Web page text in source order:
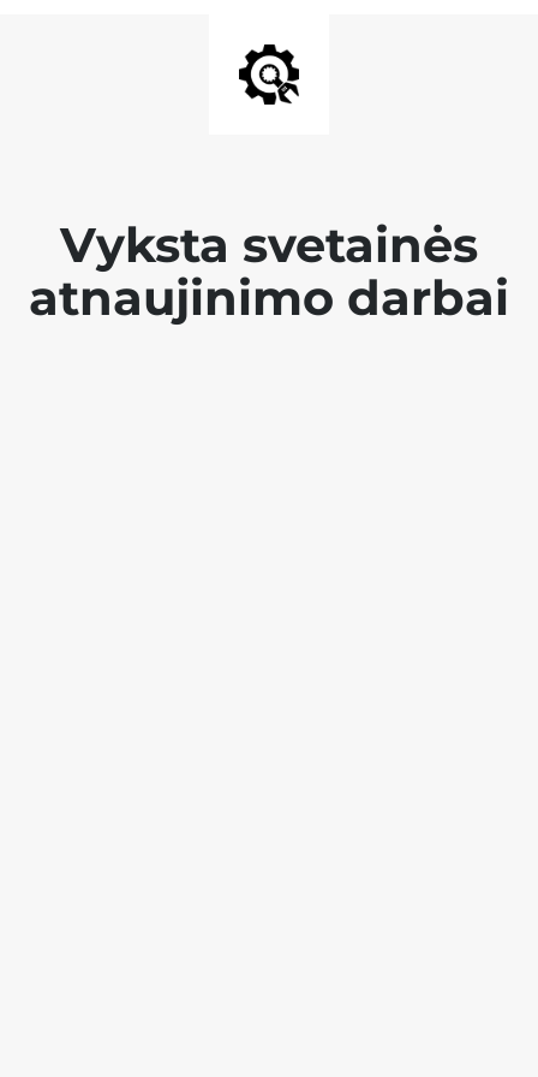
Vyksta svetainės
atnaujinimo darbai